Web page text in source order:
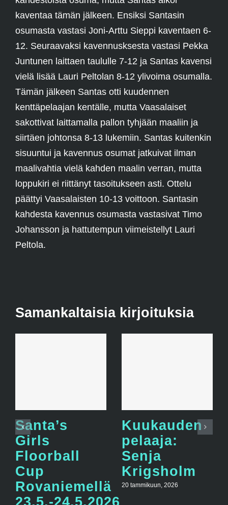
kaventaa tämän jälkeen. Ensiksi Santasin
osumasta vastasi Joni-Arttu Sieppi kaventaen 6-
12. Seuraavaksi kavennusksesta vastasi Pekka
Juntunen laittaen taululle 7-12 ja Santas kavensi
vielä lisää Lauri Peltolan 8-12 ylivoima osumalla.
Tämän jälkeen Santas otti kuudennen
kenttäpelaajan kentälle, mutta Vaasalaiset
sakottivat laittamalla pallon tyhjään maaliin ja
siirtäen johtonsa 8-13 lukemiin. Santas kuitenkin
sisuuntui ja kavennus osumat jatkuivat ilman
maalivahtia vielä kahden maalin verran, mutta
loppukiri ei riittänyt tasoitukseen asti. Ottelu
päättyi Vaasalaisten 10-13 voittoon. Santasin
kahdesta kavennus osumasta vastasivat Timo
Johansson ja hattutempun viimeistellyt Lauri
Peltola.
Samankaltaisia kirjoituksia
Santa’s
Girls
Floorball
Cup
Rovaniemellä
23.5.-24.5.2026
Kuukauden
pelaaja:
Senja
Krigsholm
20 tammikuun, 2026